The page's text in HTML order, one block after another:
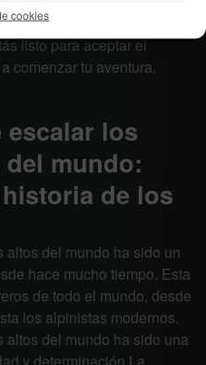
cookies
requieren una
listo para aceptar el
comenzar tu aventura.
escalar los
mundo:
de los
del mundo ha sido un
hace mucho tiempo. Esta
de todo el mundo, desde
los alpinistas modernos.
del mundo ha sido una